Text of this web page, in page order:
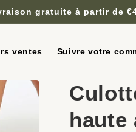
gratuite à partir de
ventes Suivre votre
haute